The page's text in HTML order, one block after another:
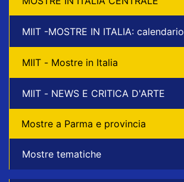
MIIT -MOSTRE IN ITALIA: calendario
MIIT - Mostre in Italia
MIIT - NEWS E CRITICA D'ARTE
Mostre a Parma e provincia
Mostre tematiche